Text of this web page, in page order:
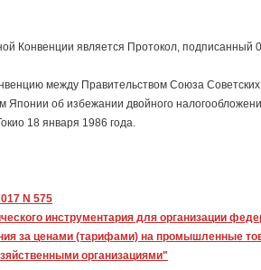
Конвенции является Протокол, подписанный
между Правительством Союза
Японии об избежании двойного
18 января 1986 года.
N 575
инструментария для организации
за ценами (тарифами) на промышленные
организациями"